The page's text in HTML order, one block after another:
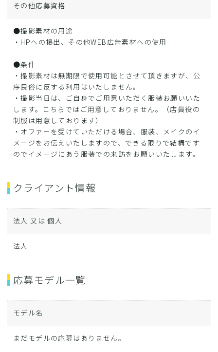
その他応募資格
●撮影素材の用途
・HPへの掲出、その他WEB広告素材への使用
●条件
・撮影素材は無期限で使用可能とさせて頂きますが、公
序良俗に反する利用はいたしません。
・撮影当日は、ご自身でご用意いただく服装お願いいた
します。こちらではご用意しておりません。（店員役の
制服は用意しております）
・オファーを受けていただける場合、服装、メイクのイ
メージをお伝えいたしますので、できる限りで結構です
のでイメージにあう服装での来訪をお願いいたします。
クライアント情報
法人 又は 個人
法人
応募モデル一覧
モデル名
まだモデルの応募はありません。